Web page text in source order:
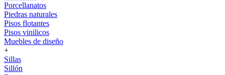
Porcellanatos
Piedras naturales
Pisos flotantes
Pisos vinilicos
Muebles de diseño
+
Sillas
Sillón